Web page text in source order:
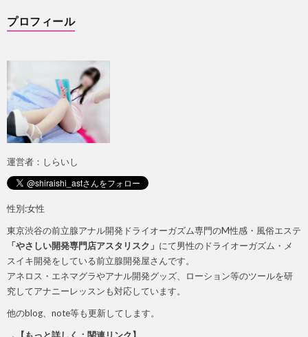
プロフィール
運営者：しらいし
性別:女性
東京渋谷の前立腺アナル開発ドライオーガズム専門のM性感・風俗エステ
「やさしい開発専門店アスタリスク」 にて男性のドライオーガズム・メ
スイキ開発をしている前立腺開発屋さんです。
アネロス・エネマグラやアナル開発グッズ、ローション等のツールを研
究してアナニーレッスンも対応しています。
他のblog、note等も更新してします。
→【もっと詳しく：関連リンク】